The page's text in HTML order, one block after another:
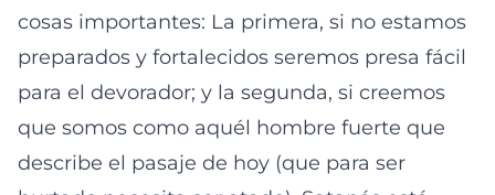
cosas importantes: La primera, si no estamos
preparados y fortalecidos seremos presa fácil
para el devorador; y la segunda, si creemos
que somos como aquél hombre fuerte que
describe el pasaje de hoy (que para ser